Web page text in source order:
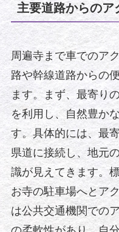
主要道路からのア
周遍寺まで車でのア
路や幹線道路からの
ます。まず、最寄り
を利用し、自然豊か
す。具体的には、最
県道に接続し、地元
識が見えてきます。
お寺の駐車場へとア
は公共交通機関での